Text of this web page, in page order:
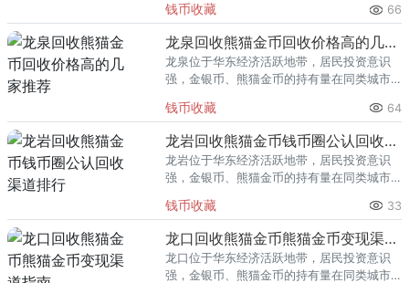
熊猫金币的需求就明显升温，但鱼龙混杂的
回收渠道里，能精准识别版别溢
钱币收藏 66
龙泉回收熊猫金币回收价格高的几家推荐
龙泉位于华东经济活跃地带，居民投资意识
强，金银币、熊猫金币的持有量在同类城市
熊猫金币的需求就明显升温，但鱼龙混杂的
回收渠道里，能精准识别版别溢
钱币收藏 64
龙岩回收熊猫金币钱币圈公认回收渠道排行
龙岩位于华东经济活跃地带，居民投资意识
强，金银币、熊猫金币的持有量在同类城市
熊猫金币的需求就明显升温，但鱼龙混杂的
回收渠道里，能精准识别版别溢
钱币收藏 33
龙口回收熊猫金币熊猫金币变现渠道指南
龙口位于华东经济活跃地带，居民投资意识
强，金银币、熊猫金币的持有量在同类城市